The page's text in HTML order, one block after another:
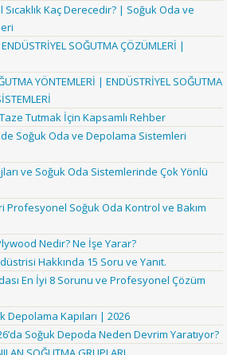
Kaç Derecedir? | Soğuk Oda ve
SOĞUTMA ÇÖZÜMLERİ |
YÖNTEMLERİ | ENDÜSTRİYEL SOĞUTMA
Tutmak İçin Kapsamlı Rehber
Soğuk Oda ve Depolama Sistemleri
ve Soğuk Oda Sistemlerinde Çok Yönlü
Profesyonel Soğuk Oda Kontrol ve Bakım
Nedir? Ne İşe Yarar?
Hakkında 15 Soru ve Yanıt.
En İyi 8 Sorunu ve Profesyonel Çözüm
Depolama Kapıları | 2026
Soğuk Depoda Neden Devrim Yaratıyor?